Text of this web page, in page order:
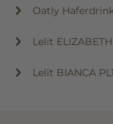
Oatly
Lelit
Lelit BIANCA